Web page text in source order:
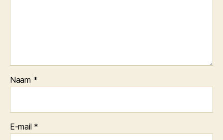
Naam *
E-mail *